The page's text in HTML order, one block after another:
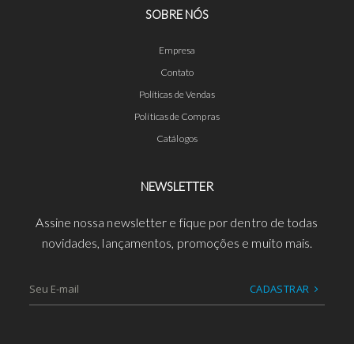
SOBRE NÓS
Empresa
Contato
Políticas de Vendas
Políticas de Compras
Catálogos
NEWSLETTER
Assine nossa newsletter e fique por dentro de todas
novidades, lançamentos, promoções e muito mais.
CADASTRAR